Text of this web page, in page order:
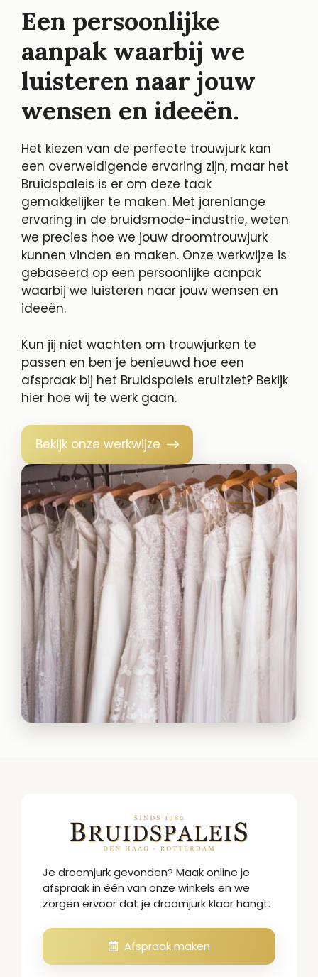
Een persoonlijke
aanpak waarbij we
luisteren naar jouw
wensen en ideeën.
Het kiezen van de perfecte trouwjurk kan
een overweldigende ervaring zijn, maar het
Bruidspaleis is er om deze taak
gemakkelijker te maken. Met jarenlange
ervaring in de bruidsmode-industrie, weten
we precies hoe we jouw droomtrouwjurk
kunnen vinden en maken. Onze werkwijze is
gebaseerd op een persoonlijke aanpak
waarbij we luisteren naar jouw wensen en
ideeën.
Kun jij niet wachten om trouwjurken te
passen en ben je benieuwd hoe een
afspraak bij het Bruidspaleis eruitziet? Bekijk
hier hoe wij te werk gaan.
Bekijk onze werkwijze
Je droomjurk gevonden? Maak online je
afspraak in één van onze winkels en we
zorgen ervoor dat je droomjurk klaar hangt.
Afspraak maken